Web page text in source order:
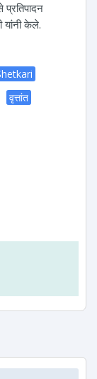
केले.
वृत्तांत